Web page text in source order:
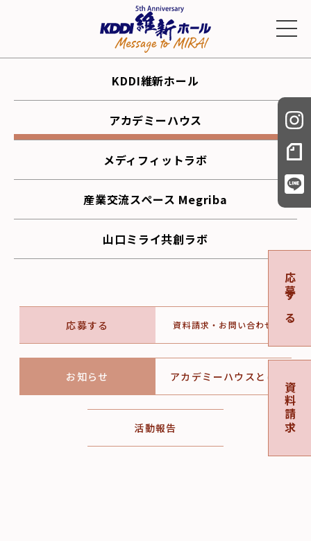
KDDI維新ホール
アカデミーハウス
メディフィットラボ
産業交流スペース Megriba
山口ミライ共創ラボ
応募する 資料請求・お問い合わせ
お知らせ アカデミーハウスとは
活動報告
応募する
資料請求